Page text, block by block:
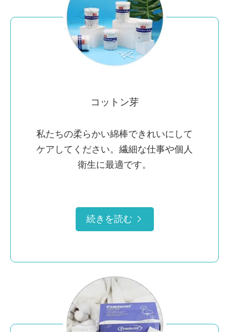
コットン芽
私たちの柔らかい綿棒できれいにして
ケアしてください。繊細な仕事や個人
衛生に最適です。
続きを読む 